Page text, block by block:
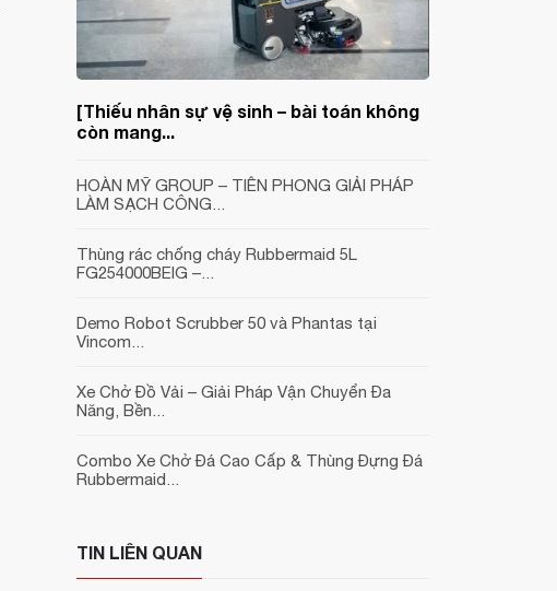
[Thiếu nhân sự vệ sinh – bài toán không
còn mang...
HOÀN MỸ GROUP – TIÊN PHONG GIẢI PHÁP
LÀM SẠCH CÔNG...
Thùng rác chống cháy Rubbermaid 5L
FG254000BEIG –...
Demo Robot Scrubber 50 và Phantas tại
Vincom...
Xe Chở Đồ Vải – Giải Pháp Vận Chuyển Đa
Năng, Bền...
Combo Xe Chở Đá Cao Cấp & Thùng Đựng Đá
Rubbermaid...
TIN LIÊN QUAN